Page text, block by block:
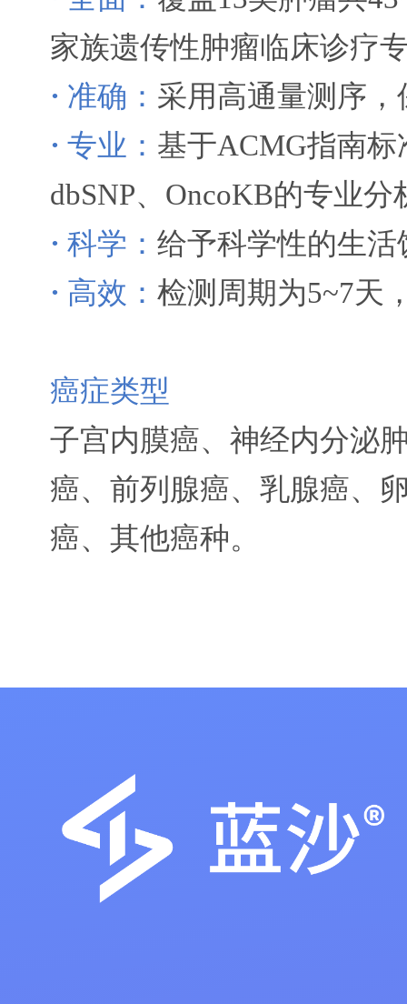
家族遗传性肿瘤临床诊疗
· 准确： 采用高通量测序
· 专业： 基于ACMG指南
dbSNP、OncoKB的专业分
· 科学： 给予科学性的生
· 高效： 检测周期为5~7天
癌症类型
子宫内膜癌、神经内分泌
癌、前列腺癌、乳腺癌、
癌、其他癌种。